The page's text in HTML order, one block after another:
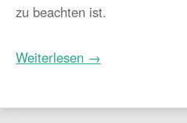
zu beachten ist.
Weiterlesen →